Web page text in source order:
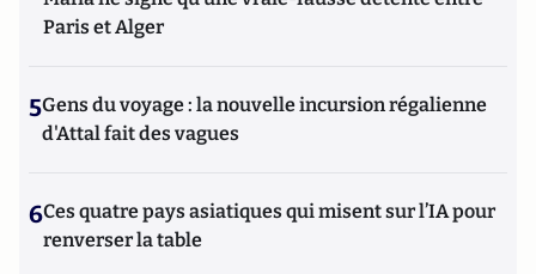
Paris et Alger
5Gens du voyage : la nouvelle incursion régalienne
d'Attal fait des vagues
6Ces quatre pays asiatiques qui misent sur l’IA pour
renverser la table